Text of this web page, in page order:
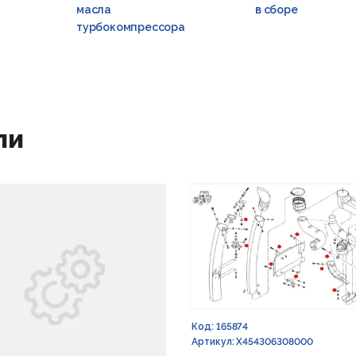
масла
турбокомпрессора
в сборе
Код: 165874
Артикул: X454306308000